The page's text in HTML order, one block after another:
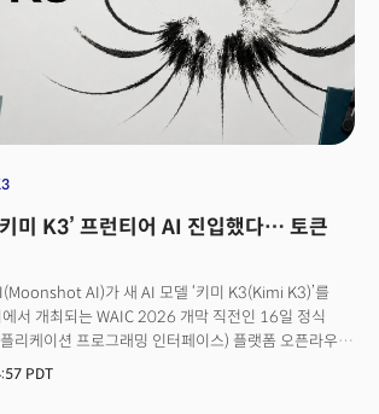
미 K3’ 프런티어 AI 진입했다… 토큰
AI)가 새 AI 모델 ‘키미 K3(Kimi K3)’를
서 개최되는 WAIC 2026 개막 직전인 16일 정식
리케이션 프로그래밍 인터페이스) 플랫폼 오픈라우터
며 단숨에 AI 업계 최고 화제로 떠올랐다. AI 모델
PDT